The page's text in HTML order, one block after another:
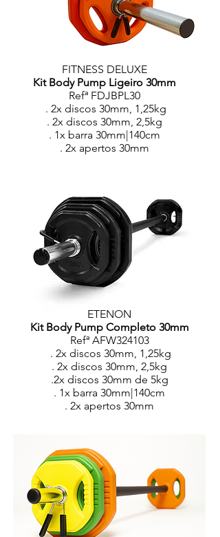
ETENON
Kit Body Pump Completo 30mm
Refª AFW324103
. 2x discos 30mm, 1,25kg
. 2x discos 30mm, 2,5kg
.2x discos 30mm de 5kg
. 1x barra 30mm|140cm
. 2x apertos 30mm
FITNESS DELUXE
Kit Body Pump Ligeiro 30mm
Refª FDJBPL30
. 2x discos 30mm, 1,25kg
. 2x discos 30mm, 2,5kg
. 1x barra 30mm|140cm
. 2x apertos 30mm